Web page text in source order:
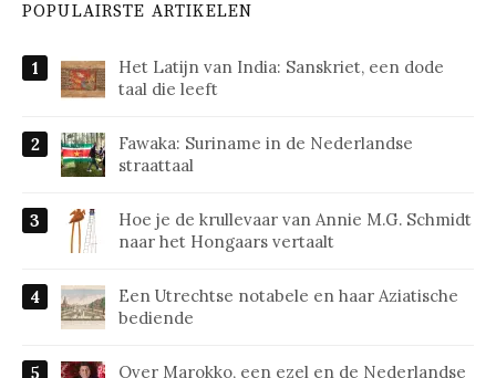
POPULAIRSTE ARTIKELEN
Het Latijn van India: Sanskriet, een dode
taal die leeft
Fawaka: Suriname in de Nederlandse
straattaal
Hoe je de krullevaar van Annie M.G. Schmidt
naar het Hongaars vertaalt
Een Utrechtse notabele en haar Aziatische
bediende
Over Marokko, een ezel en de Nederlandse